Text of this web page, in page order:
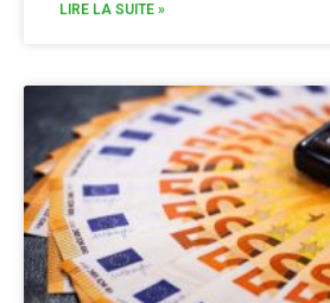
LIRE LA SUITE »